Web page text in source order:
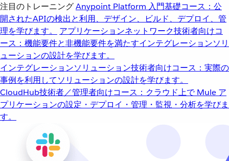
注目のトレーニングAnypoint Platform 入門基礎コース：公
開されたAPIの検出と利用、デザイン、ビルド、デプロイ、管
理を学びます。
アプリケーションネットワーク技術者向けコ
ース：機能要件と非機能要件を満たすインテグレーションソリ
ューションの設計を学びます。
インテグレーションソリューション技術者向けコース：実際の
事例を利用してソリューションの設計を学びます。
CloudHub技術者／管理者向けコース：クラウド上で Mule ア
プリケーションの設定・デプロイ・管理・監視・分析を学びま
す。